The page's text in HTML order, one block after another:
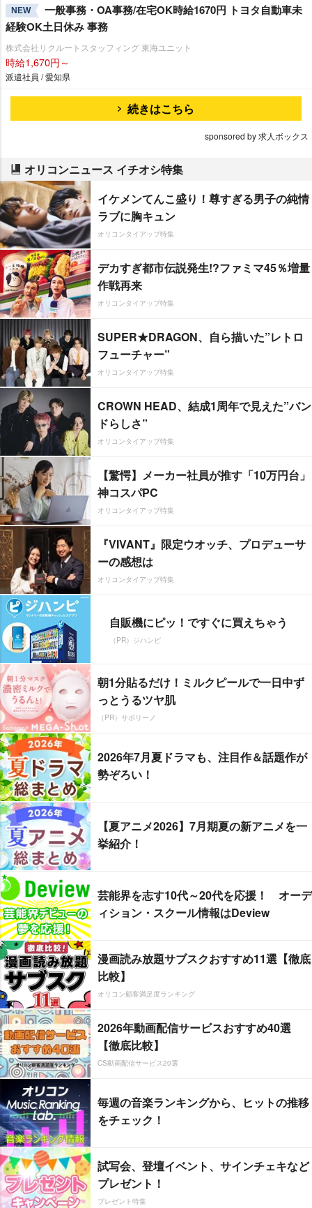
NEW
一般事務・OA事務/在宅OK時給1670円 トヨタ自動車未
経験OK土日休み 事務
株式会社リクルートスタッフィング 東海ユニット
時給1,670円～
派遣社員 / 愛知県
続きはこちら
sponsored by 求人ボックス
オリコンニュース イチオシ特集
イケメンてんこ盛り！尊すぎる男子の純情
ラブに胸キュン
オリコンタイアップ特集
デカすぎ都市伝説発生!?ファミマ45％増量
作戦再来
オリコンタイアップ特集
SUPER★DRAGON、自ら描いた”レトロ
フューチャー”
オリコンタイアップ特集
CROWN HEAD、結成1周年で見えた”バン
ドらしさ”
オリコンタイアップ特集
【驚愕】メーカー社員が推す「10万円台」
神コスパPC
オリコンタイアップ特集
『VIVANT』限定ウオッチ、プロデューサ
ーの感想は
オリコンタイアップ特集
自販機にピッ！ですぐに買えちゃう
（PR）ジハンピ
朝1分貼るだけ！ミルクピールで一日中ず
っとうるツヤ肌
（PR）サボリーノ
2026年7月夏ドラマも、注目作＆話題作が
勢ぞろい！
【夏アニメ2026】7月期夏の新アニメを一
挙紹介！
芸能界を志す10代～20代を応援！ オーデ
ィション・スクール情報はDeview
漫画読み放題サブスクおすすめ11選【徹底
比較】
オリコン顧客満足度ランキング
2026年動画配信サービスおすすめ40選
【徹底比較】
CS動画配信サービス20選
毎週の音楽ランキングから、ヒットの推移
をチェック！
試写会、登壇イベント、サインチェキなど
プレゼント！
プレゼント特集